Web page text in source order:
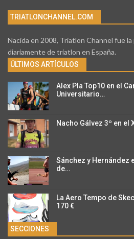
TRIATLONCHANNEL.COM
Nacida en 2008, Triatlon Channel fue
diariamente de triatlon en España.
ÚLTIMOS ARTÍCULOS
Alex Pla Top10 en el
Universitario…
Nacho Gálvez 3º en el
Sánchez y Hernández
de…
La Aero Tempo de
170 €
SECCIONES